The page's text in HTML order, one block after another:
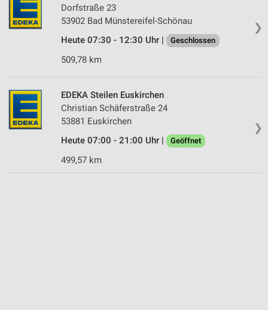
❯
Dorfstraße 23
53902 Bad Münstereifel-Schönau
Heute 07:30 - 12:30 Uhr |
Geschlossen
509,78 km
❯
EDEKA Steilen Euskirchen
Christian Schäferstraße 24
53881 Euskirchen
Heute 07:00 - 21:00 Uhr |
Geöffnet
499,57 km